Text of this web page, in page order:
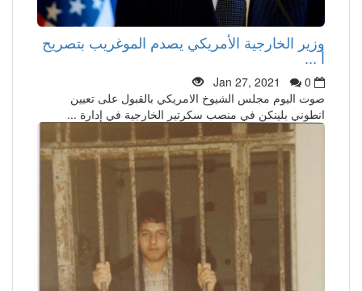
وزير الخارجية الأمريكي يصدم الموغريب بتصريح
أ ...
Jan 27, 2021
0
صوت اليوم مجلس الشيوخ الامريكي بالقبول على تعيين
انطوني بلينكن في منصب سكرتير الخارجية في إدارة ...